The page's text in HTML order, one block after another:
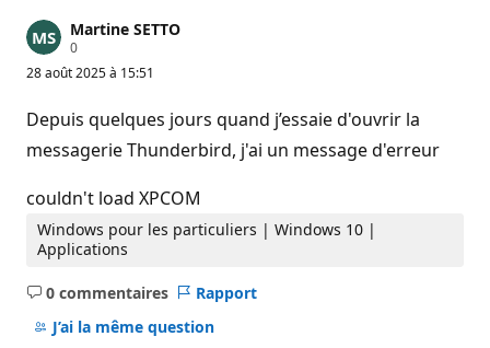
Martine SETTO
0P
i
t
s
d
e
é
p
u
t
a
i
n
28 août 2025 à 15:51
Depuis quelques jours quand j’essaie d'ouvrir la
messagerie Thunderbird, j'ai un message d'erreur
couldn't load XPCOM
Windows pour les particuliers | Windows 10 |
Applications
0 commentaires
Aucun
commentaire
Rapport
J’ai la même question